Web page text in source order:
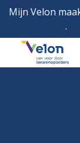
Mijn Velon
.
Menu